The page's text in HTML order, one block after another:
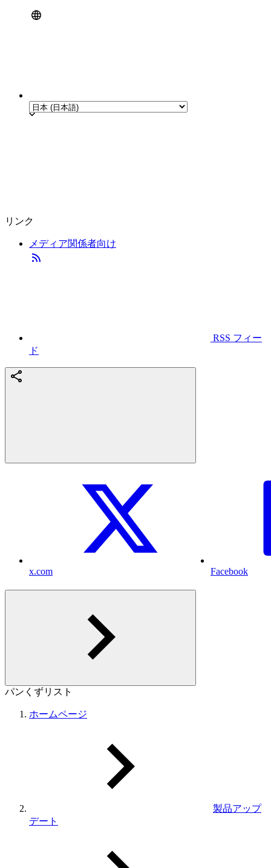
リンク
メディア関係者向け
RSS フィー
ド
x.com Facebook
パンくずリスト
ホームページ
製品アップ
デート